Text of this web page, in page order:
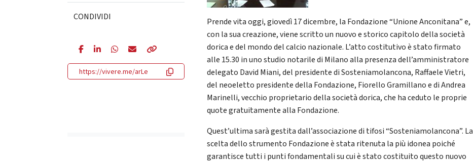
CONDIVIDI
https://vivere.me/arLe
Prende vita oggi, giovedì 17 dicembre, la Fondazione “Unione Anconitana” e,
con la sua creazione, viene scritto un nuovo e storico capitolo della società
dorica e del mondo del calcio nazionale. L’atto costitutivo è stato firmato
alle 15.30 in uno studio notarile di Milano alla presenza dell’amministratore
delegato David Miani, del presidente di Sosteniamolancona, Raffaele Vietri,
del neoeletto presidente della Fondazione, Fiorello Gramillano e di Andrea
Marinelli, vecchio proprietario della società dorica, che ha ceduto le proprie
quote gratuitamente alla Fondazione.
Quest’ultima sarà gestita dall’associazione di tifosi “Sosteniamolancona”. La
scelta dello strumento Fondazione è stata ritenuta la più idonea poiché
garantisce tutti i punti fondamentali su cui è stato costituito questo nuovo